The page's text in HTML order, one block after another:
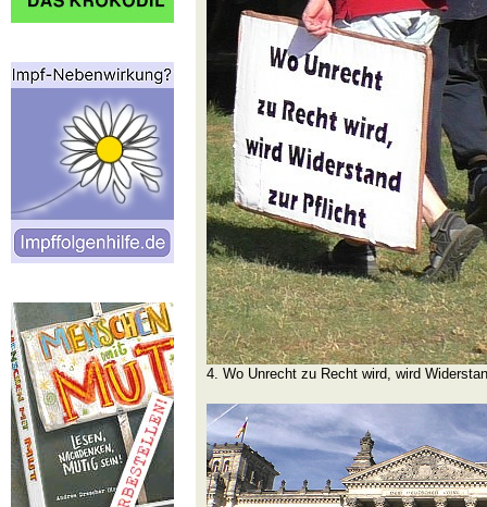
4. Wo Unrecht zu Recht wird, wird